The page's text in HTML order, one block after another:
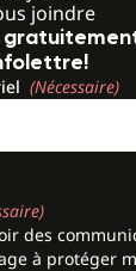
joindre
(Nécessaire)
des
à protéger